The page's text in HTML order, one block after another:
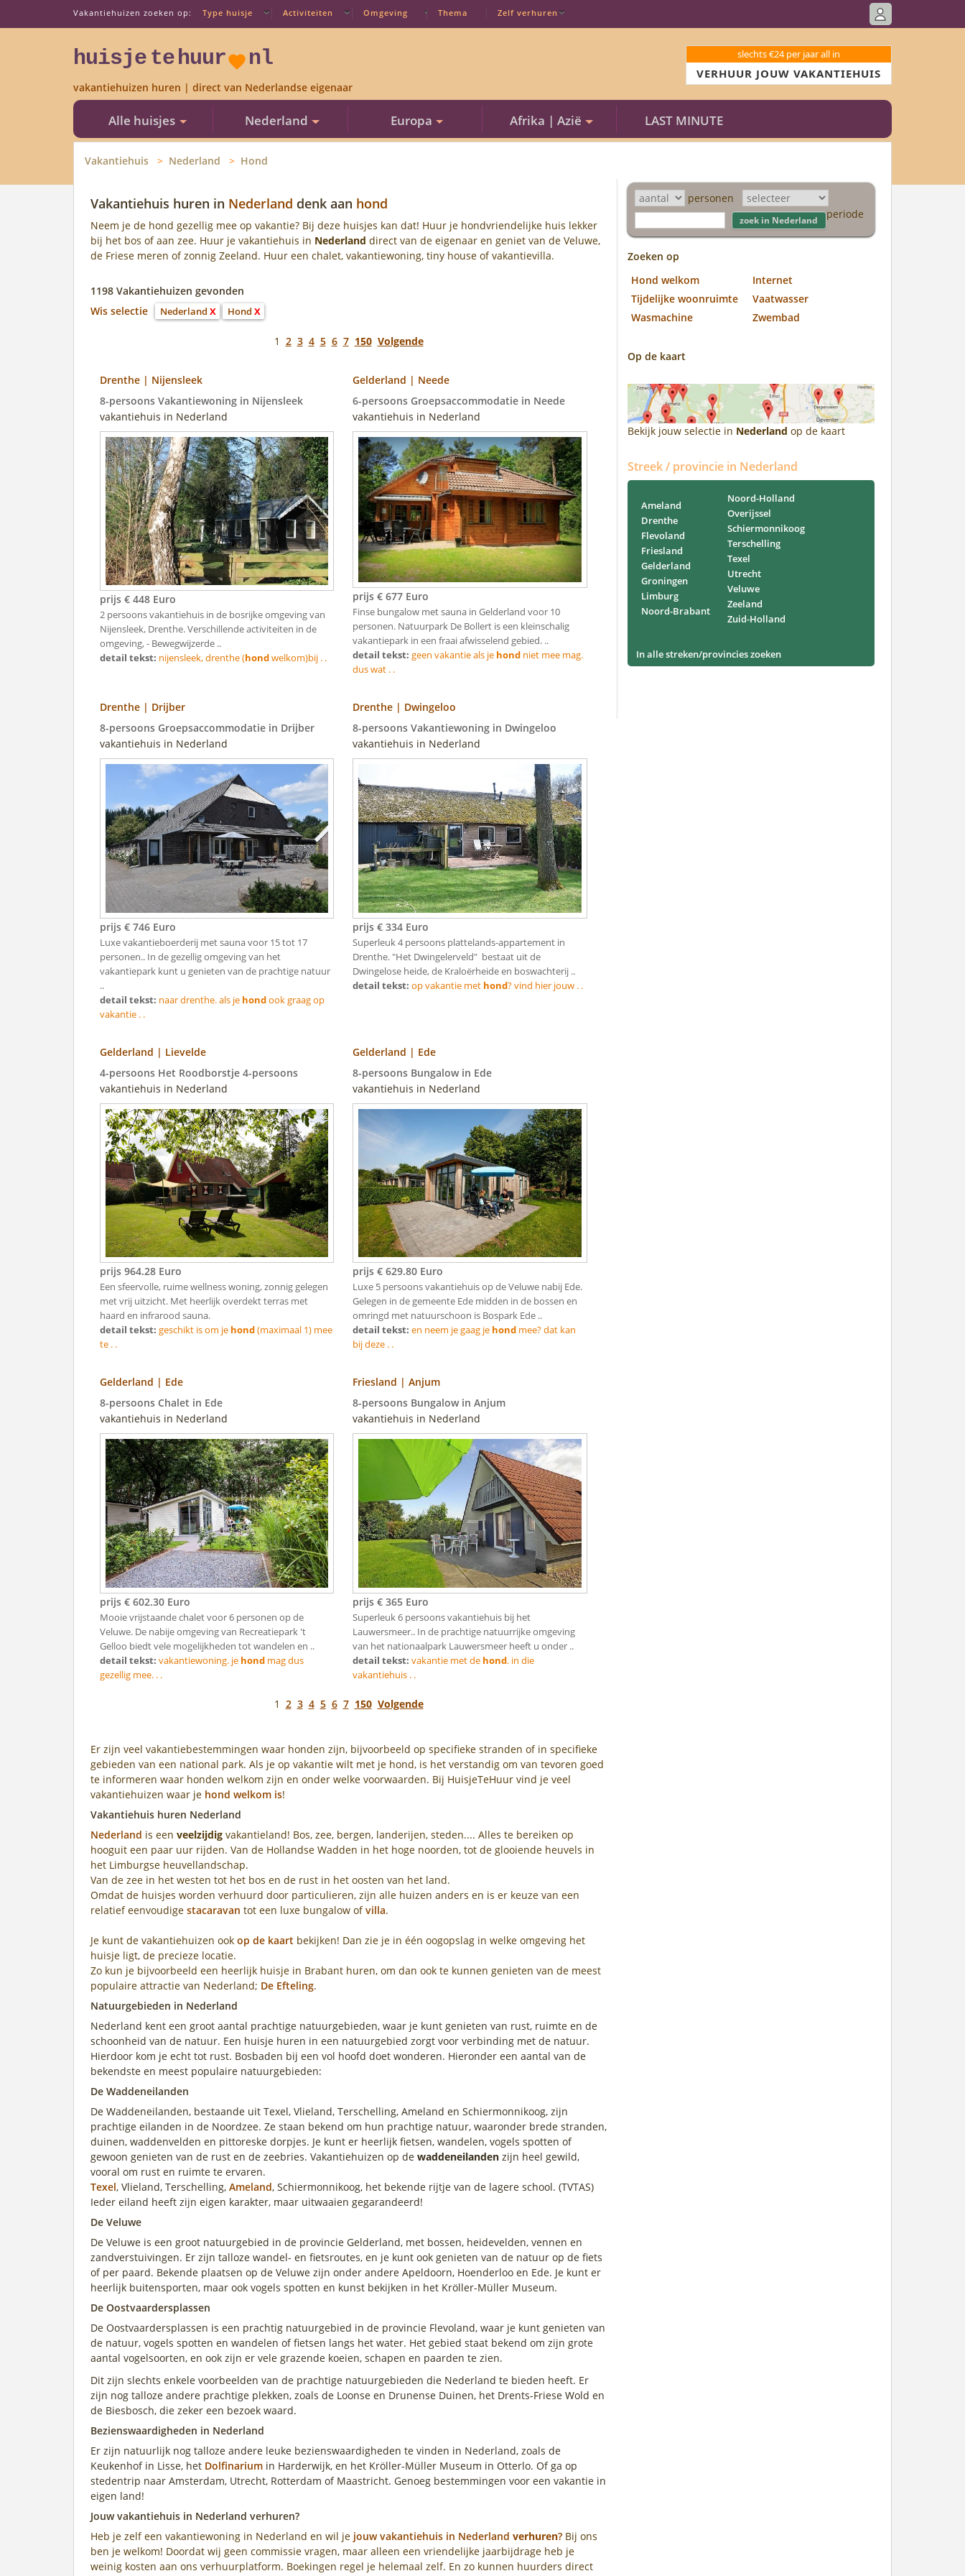
Vakantiehuizen zoeken op: Type huisje Activiteiten Omgeving Thema Zelf verhuren
huisje tehuur nl
vakantiehuizen huren | direct van Nederlandse eigenaar
slechts €24 per jaar all in
VERHUUR JOUW VAKANTIEHUIS
Alle huisjes Nederland Europa Afrika | Azië LAST MINUTE
Vakantiehuis Nederland Hond
Vakantiehuis huren in Nederland denk aan hond
Neem je de hond gezellig mee op vakantie? Bij deze huisjes kan dat! Huur je hondvriendelijke huis lekker
bij het bos of aan zee. Huur je vakantiehuis in Nederland direct van de eigenaar en geniet van de Veluwe,
de Friese meren of zonnig Zeeland. Huur een chalet, vakantiewoning, tiny house of vakantievilla.
1198 Vakantiehuizen gevonden
Wis selectie
Nederland X Hond X
1 2 3 4 5 6 7 150 Volgende
Drenthe | Nijensleek
8-persoons Vakantiewoning in Nijensleek
vakantiehuis in Nederland
prijs € 448 Euro
2 persoons vakantiehuis in de bosrijke omgeving van
Nijensleek, Drenthe. Verschillende activiteiten in de
omgeving, - Bewegwijzerde ..
detail tekst: nijensleek, drenthe (hondwelkom)bij . .
Gelderland | Neede
6-persoons Groepsaccommodatie in Neede
vakantiehuis in Nederland
prijs € 677 Euro
Finse bungalow met sauna in Gelderland voor 10
personen. Natuurpark De Bollert is een kleinschalig
vakantiepark in een fraai afwisselend gebied. ..
detail tekst: geen vakantie als je hond niet mee mag.
dus wat . .
Drenthe | Drijber
8-persoons Groepsaccommodatie in Drijber
vakantiehuis in Nederland
prijs € 746 Euro
Luxe vakantieboerderij met sauna voor 15 tot 17
personen.. In de gezellig omgeving van het
vakantiepark kunt u genieten van de prachtige natuur
..
detail tekst: naar drenthe. als je hondook graag op
vakantie . .
Drenthe | Dwingeloo
8-persoons Vakantiewoning in Dwingeloo
vakantiehuis in Nederland
prijs € 334 Euro
Superleuk 4 persoons plattelands-appartement in
Drenthe. "Het Dwingelerveld" bestaat uit de
Dwingelose heide, de Kraloërheide en boswachterij ..
detail tekst: op vakantie met hond? vind hier jouw . .
Gelderland | Lievelde
4-persoons Het Roodborstje 4-persoons
vakantiehuis in Nederland
prijs 964.28 Euro
Een sfeervolle, ruime wellness woning, zonnig gelegen
met vrij uitzicht. Met heerlijk overdekt terras met
haard en infrarood sauna.
detail tekst: geschikt is om je hond(maximaal 1) mee
te . .
Gelderland | Ede
8-persoons Bungalow in Ede
vakantiehuis in Nederland
prijs € 629.80 Euro
Luxe 5 persoons vakantiehuis op de Veluwe nabij Ede.
Gelegen in de gemeente Ede midden in de bossen en
omringd met natuurschoon is Bospark Ede ..
detail tekst: en neem je gaag je hond mee? dat kan
bij deze . .
Gelderland | Ede
8-persoons Chalet in Ede
vakantiehuis in Nederland
prijs € 602.30 Euro
Mooie vrijstaande chalet voor 6 personen op de
Veluwe. De nabije omgeving van Recreatiepark 't
Gelloo biedt vele mogelijkheden tot wandelen en ..
detail tekst: vakantiewoning. je hond mag dus
gezellig mee. . .
Friesland | Anjum
8-persoons Bungalow in Anjum
vakantiehuis in Nederland
prijs € 365 Euro
Superleuk 6 persoons vakantiehuis bij het
Lauwersmeer.. In de prachtige natuurrijke omgeving
van het nationaalpark Lauwersmeer heeft u onder ..
detail tekst: vakantie met de hond. in die
vakantiehuis . .
1 2 3 4 5 6 7 150 Volgende
Er zijn veel vakantiebestemmingen waar honden zijn, bijvoorbeeld op specifieke stranden of in specifieke
gebieden van een national park. Als je op vakantie wilt met je hond, is het verstandig om van tevoren goed
te informeren waar honden welkom zijn en onder welke voorwaarden. Bij HuisjeTeHuur vind je veel
vakantiehuizen waar je hond welkom is!
Vakantiehuis huren Nederland
Nederland is een veelzijdig vakantieland! Bos, zee, bergen, landerijen, steden.... Alles te bereiken op
hooguit een paar uur rijden. Van de Hollandse Wadden in het hoge noorden, tot de glooiende heuvels in
het Limburgse heuvellandschap.
Van de zee in het westen tot het bos en de rust in het oosten van het land.
Omdat de huisjes worden verhuurd door particulieren, zijn alle huizen anders en is er keuze van een
relatief eenvoudige stacaravan tot een luxe bungalow ofvilla.
Je kunt de vakantiehuizen ook op de kaart bekijken! Dan zie je in één oogopslag in welke omgeving het
huisje ligt, de precieze locatie.
Zo kun je bijvoorbeeld een heerlijk huisje in Brabant huren, om dan ook te kunnen genieten van de meest
populaire attractie van Nederland; De Efteling.
Natuurgebieden in Nederland
Nederland kent een groot aantal prachtige natuurgebieden, waar je kunt genieten van rust, ruimte en de
schoonheid van de natuur. Een huisje huren in een natuurgebied zorgt voor verbinding met de natuur.
Hierdoor kom je echt tot rust. Bosbaden bij een vol hoofd doet wonderen. Hieronder een aantal van de
bekendste en meest populaire natuurgebieden:
De Waddeneilanden
De Waddeneilanden, bestaande uit Texel, Vlieland, Terschelling, Ameland en Schiermonnikoog, zijn
prachtige eilanden in de Noordzee. Ze staan bekend om hun prachtige natuur, waaronder brede stranden,
duinen, waddenvelden en pittoreske dorpjes. Je kunt er heerlijk fietsen, wandelen, vogels spotten of
gewoon genieten van de rust en de zeebries. Vakantiehuizen op de waddeneilanden zijn heel gewild,
vooral om rust en ruimte te ervaren.
Texel, Vlieland, Terschelling, Ameland, Schiermonnikoog, het bekende rijtje van de lagere school. (TVTAS)
Ieder eiland heeft zijn eigen karakter, maar uitwaaien gegarandeerd!
De Veluwe
De Veluwe is een groot natuurgebied in de provincie Gelderland, met bossen, heidevelden, vennen en
zandverstuivingen. Er zijn talloze wandel- en fietsroutes, en je kunt ook genieten van de natuur op de fiets
of per paard. Bekende plaatsen op de Veluwe zijn onder andere Apeldoorn, Hoenderloo en Ede. Je kunt er
heerlijk buitensporten, maar ook vogels spotten en kunst bekijken in het Kröller-Müller Museum.
De Oostvaardersplassen
De Oostvaardersplassen is een prachtig natuurgebied in de provincie Flevoland, waar je kunt genieten van
de natuur, vogels spotten en wandelen of fietsen langs het water. Het gebied staat bekend om zijn grote
aantal vogelsoorten, en ook zijn er vele grazende koeien, schapen en paarden te zien.
Dit zijn slechts enkele voorbeelden van de prachtige natuurgebieden die Nederland te bieden heeft. Er
zijn nog talloze andere prachtige plekken, zoals de Loonse en Drunense Duinen, het Drents-Friese Wold en
de Biesbosch, die zeker een bezoek waard.
Bezienswaardigheden in Nederland
Er zijn natuurlijk nog talloze andere leuke bezienswaardigheden te vinden in Nederland, zoals de
Keukenhof in Lisse, het Dolfinarium in Harderwijk, en het Kröller-Müller Museum in Otterlo. Of ga op
stedentrip naar Amsterdam, Utrecht, Rotterdam of Maastricht. Genoeg bestemmingen voor een vakantie in
eigen land!
Jouw vakantiehuis in Nederland verhuren?
Heb je zelf een vakantiewoning in Nederland en wil je jouw vakantiehuis in Nederland verhuren? Bij ons
ben je welkom! Doordat wij geen commissie vragen, maar alleen een vriendelijke jaarbijdrage heb je
weinig kosten aan ons verhuurplatform. Boekingen regel je helemaal zelf. En zo kunnen huurders direct
personen
periode
Zoeken op
Hond welkom
Internet
Tijdelijke woonruimte
Vaatwasser
Wasmachine
Zwembad
Op de kaart
Bekijk jouw selectie in Nederland op de kaart
Streek / provincie in Nederland
Ameland
Drenthe
Flevoland
Friesland
Gelderland
Groningen
Limburg
Noord-Brabant
Noord-Holland
Overijssel
Schiermonnikoog
Terschelling
Texel
Utrecht
Veluwe
Zeeland
Zuid-Holland
In alle streken/provincies zoeken